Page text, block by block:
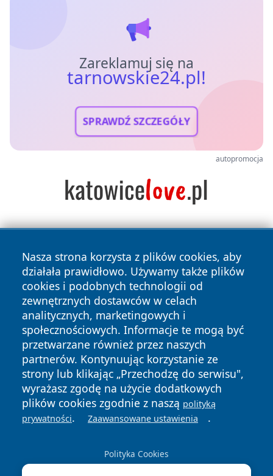
Zareklamuj się na
tarnowskie24.pl!
SPRAWDŹ SZCZEGÓŁY
autopromocja
Nasza strona korzysta z plików cookies, aby
działała prawidłowo. Używamy także plików
cookies i podobnych technologii od
zewnętrznych dostawców w celach
analitycznych, marketingowych i
społecznościowych. Informacje te mogą być
przetwarzane również przez naszych
partnerów. Kontynuując korzystanie ze
strony lub klikając „Przechodzę do serwisu",
wyrażasz zgodę na użycie dodatkowych
plików cookies zgodnie z naszą polityką
prywatności. Zaawansowane ustawienia .
Polityka Cookies
Copyright © 2026 tarnowskie24.pl Wszystkie prawa
zastrzeżone.
News Autorzy
Polityka
Prywatności
Polityka
Cookies